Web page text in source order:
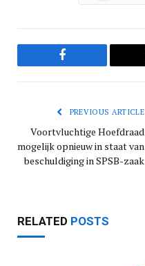
Facebook
PREVIOUS ARTICLE
Voortvluchtige Hoefdraad
mogelijk opnieuw in staat van
beschuldiging in SPSB-zaak
RELATED POSTS